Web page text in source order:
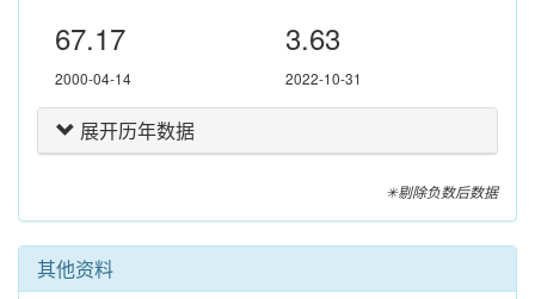
67.17
2000-04-14
3.63
2022-10-31
展开历年数据
✳剔除负数后数据
其他资料